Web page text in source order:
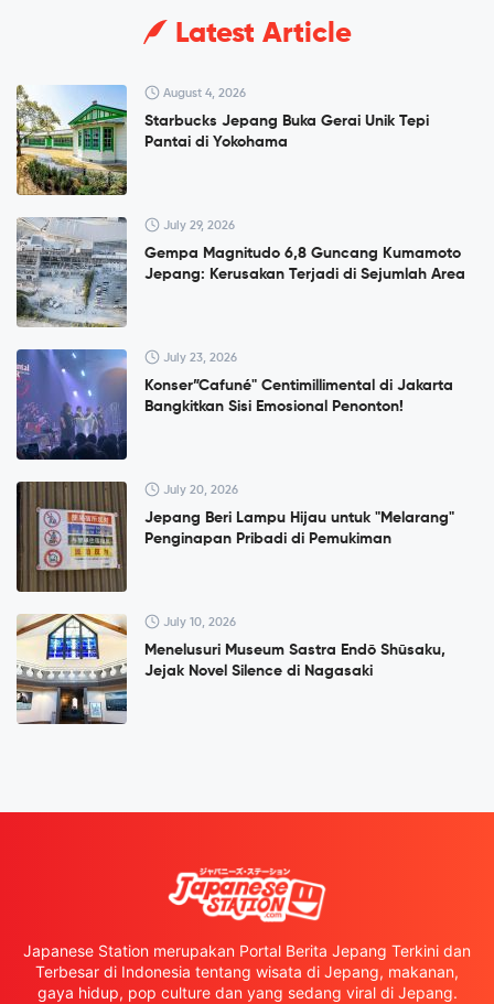
Latest Article
August 4, 2026
Starbucks Jepang Buka Gerai Unik Tepi
Pantai di Yokohama
July 29, 2026
Gempa Magnitudo 6,8 Guncang Kumamoto
Jepang: Kerusakan Terjadi di Sejumlah Area
July 23, 2026
Konser”Cafuné" Centimillimental di Jakarta
Bangkitkan Sisi Emosional Penonton!
July 20, 2026
Jepang Beri Lampu Hijau untuk "Melarang"
Penginapan Pribadi di Pemukiman
July 10, 2026
Menelusuri Museum Sastra Endō Shūsaku,
Jejak Novel Silence di Nagasaki
Japanese Station merupakan Portal Berita Jepang Terkini dan
Terbesar di Indonesia tentang wisata di Jepang, makanan,
gaya hidup, pop culture dan yang sedang viral di Jepang.